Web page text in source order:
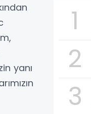
yanı
1
2
3